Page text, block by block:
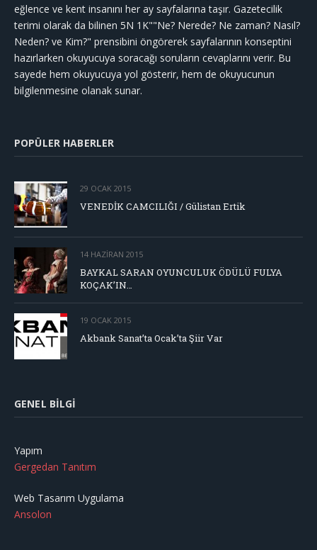
eğlence ve kent insanını her ay sayfalarına taşır. Gazetecilik
terimi olarak da bilinen 5N 1K""Ne? Nerede? Ne zaman? Nasıl?
Neden? ve Kim?" prensibini öngörerek sayfalarının konseptini
hazırlarken okuyucuya soracağı soruların cevaplarını verir. Bu
sayede hem okuyucuya yol gösterir, hem de okuyucunun
bilgilenmesine olanak sunar.
POPÜLER HABERLER
29 OCAK 2015
VENEDİK CAMCILIĞI / Gülistan Ertik
14 HAZIRAN 2015
BAYKAL SARAN OYUNCULUK ÖDÜLÜ FULYA
KOÇAK’IN…
19 OCAK 2015
Akbank Sanat’ta Ocak’ta Şiir Var
GENEL BILGI
Yapım
Gergedan Tanıtım
Web Tasarım Uygulama
Ansolon